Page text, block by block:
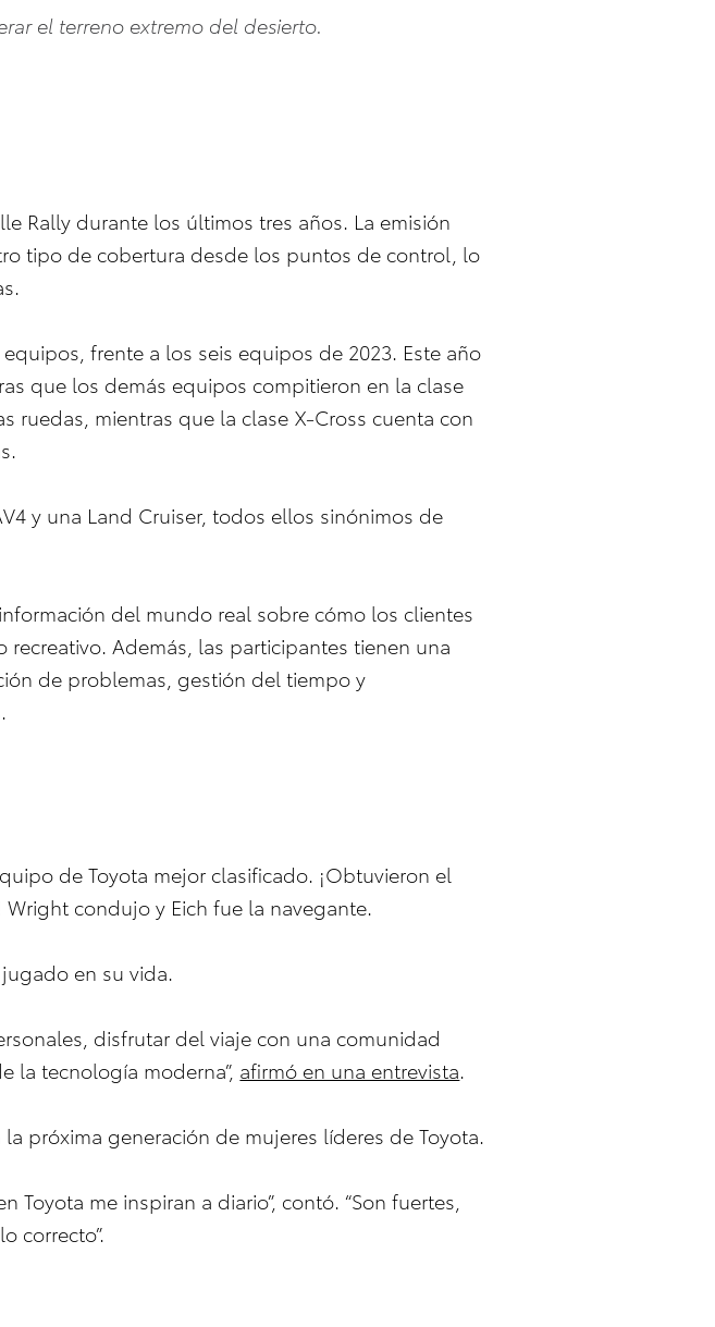
el terreno extremo del desierto.
Rally durante los últimos tres años. La emisión
tipo de cobertura desde los puntos de control, lo
frente a los seis equipos de 2023. Este año
que los demás equipos compitieron en la clase
ruedas, mientras que la clase X-Cross cuenta con
y una Land Cruiser, todos ellos sinónimos de
del mundo real sobre cómo los clientes
Además, las participantes tienen una
de problemas, gestión del tiempo y
de Toyota mejor clasificado. ¡Obtuvieron el
Wright condujo y Eich fue la navegante.
en su vida.
disfrutar del viaje con una comunidad
la tecnología moderna”, afirmó en una entrevista.
próxima generación de mujeres líderes de Toyota.
me inspiran a diario”, contó. “Son fuertes,
correcto”.